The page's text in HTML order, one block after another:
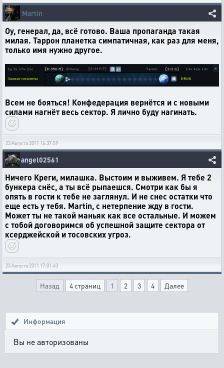
Martin
Оу, генерал, да, всё готово. Ваша пропаганда такая
милая. Таррон планетка симпатичная, как раз для меня,
только имя нужно другое.
Всем не бояться! Конфедерация вернётся и с новыми
силами нагнёт весь сектор. Я лично буду нагинать.
23 Августа 2011 16:37:59
angel02561
Ничего Креги, милашка. Выстоим и выживем. Я тебе 2
бункера снёс, а ты всё рыпаешся. Смотри как бы я
опять в гости к тебе не заглянул. И не снес остатки что
еще есть у тебя. Martin, с нетерпение жду в гости.
Может ты не такой маньяк как все остальные. И можем
с тобой договоримся об успешной защите сектора от
ксерджейской и тосовских угроз.
23 Августа 2011 17:01:43
Назад 4 страниц 1 2 3 4 Далее
Информация
Вы не авторизованы